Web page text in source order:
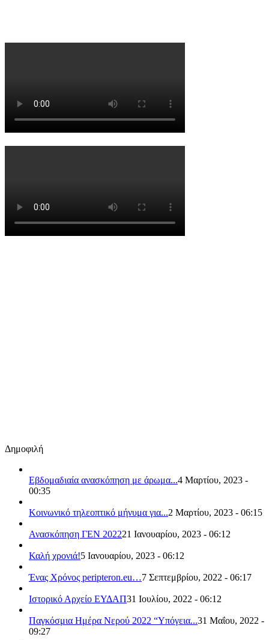
Δημοφιλή
Εβδομαδιαία ανασκόπηση με άρωμα...4 Μαρτίου, 2023 -
00:35
Κοινωνικό τηλεοπτικό μήνυμα για...2 Μαρτίου, 2023 - 06:15
Ανασκόπηση ΓΕΝ 202221 Ιανουαρίου, 2023 - 06:12
Καλή χρονιά!5 Ιανουαρίου, 2023 - 06:12
Ένας Χρόνος peripteron.eu…7 Σεπτεμβρίου, 2022 - 06:17
Ιστορικό Αρχείο ΕΥΔΑΠ31 Ιουλίου, 2022 - 06:12
Παγκόσμια Ημέρα Νερού 2022 “Υπόγεια...31 Μαΐου, 2022 -
09:27